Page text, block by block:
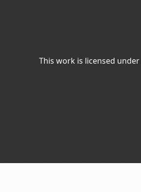
This work is licensed under